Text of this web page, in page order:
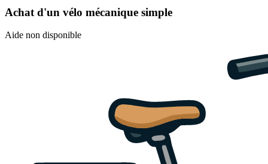
Achat d'un vélo mécanique simple
Aide non disponible